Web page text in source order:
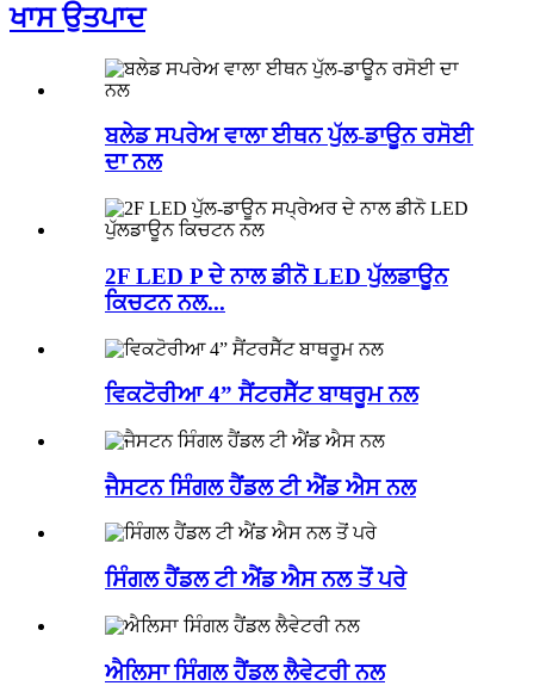
ਖਾਸ ਉਤਪਾਦ
ਬਲੇਡ ਸਪਰੇਅ ਵਾਲਾ ਈਥਨ ਪੁੱਲ-ਡਾਊਨ ਰਸੋਈ
ਦਾ ਨਲ
2F LED P ਦੇ ਨਾਲ ਡੀਨੋ LED ਪੁੱਲਡਾਊਨ
ਕਿਚਟਨ ਨਲ...
ਵਿਕਟੋਰੀਆ 4” ਸੈਂਟਰਸੈੱਟ ਬਾਥਰੂਮ ਨਲ
ਜੈਸਟਨ ਸਿੰਗਲ ਹੈਂਡਲ ਟੀ ਐਂਡ ਐਸ ਨਲ
ਸਿੰਗਲ ਹੈਂਡਲ ਟੀ ਐਂਡ ਐਸ ਨਲ ਤੋਂ ਪਰੇ
ਐਲਿਸਾ ਸਿੰਗਲ ਹੈਂਡਲ ਲੈਵੇਟਰੀ ਨਲ